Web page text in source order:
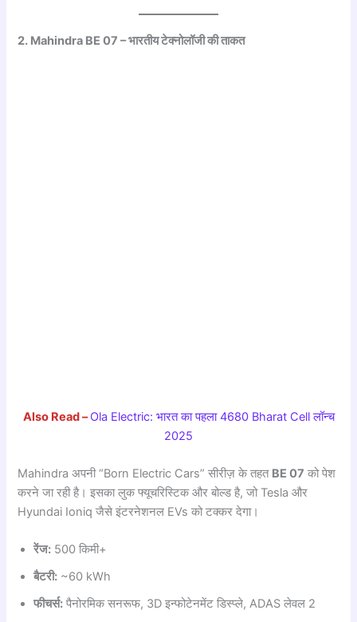
2. Mahindra BE 07 – भारतीय टेक्नोलॉजी की ताकत
Also Read –Ola Electric: भारत का पहला 4680 Bharat Cell लॉन्च
2025
Mahindra अपनी “Born Electric Cars” सीरीज़ के तहत BE 07 को पेश
करने जा रही है। इसका लुक फ्यूचरिस्टिक और बोल्ड है, जो Tesla और
Hyundai Ioniq जैसे इंटरनेशनल EVs को टक्कर देगा।
रेंज: 500 किमी+
बैटरी: ~60 kWh
फीचर्स: पैनोरमिक सनरूफ, 3D इन्फोटेनमेंट डिस्प्ले, ADAS लेवल 2